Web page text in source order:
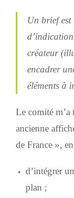
Un brief est
créateur
encadrer
éléments à
Le comité m’a
ancienne
de France »,
d’intégrer
plan ;